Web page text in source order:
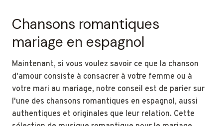
Chansons romantiques
mariage en espagnol
Maintenant, si vous voulez savoir ce que la chanson
d'amour consiste à consacrer à votre femme ou à
votre mari au mariage, notre conseil est de parier sur
l'une des chansons romantiques en espagnol, aussi
authentiques et originales que leur relation. Cette